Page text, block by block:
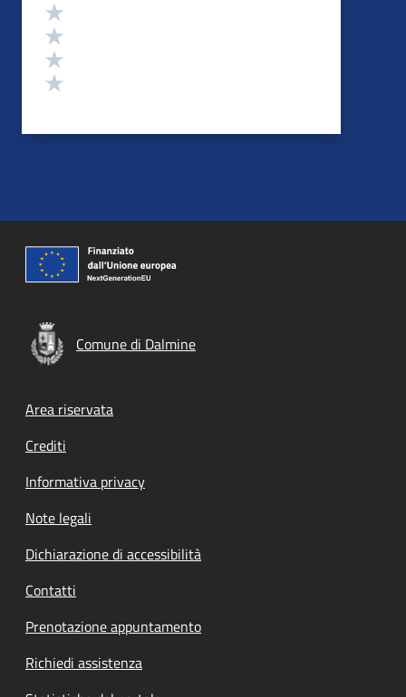
Comune di Dalmine
Footer menu
Area riservata
Crediti
Informativa privacy
Note legali
Dichiarazione di accessibilità
Contatti
Prenotazione appuntamento
Richiedi assistenza